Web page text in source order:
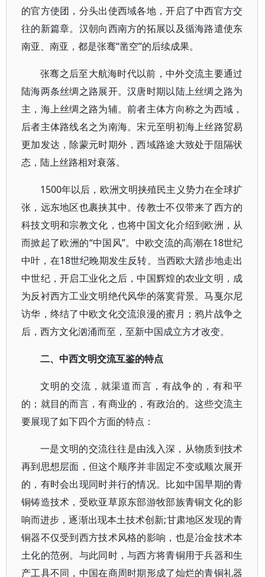
的官方使团，分头出使西域各地，开启了中西官方交
往的新篇章。汉朝向西南方的拓展以及循海路遣使东
南亚、南亚，都是张骞“凿空”的后续成果。
张骞之后至大航海时代以前，中外交流主要通过
陆海两条丝绸之路展开。汉唐时期以陆上丝绸之路为
主，海上丝绸之路为辅。前者主体方向称之为西域，
后者主体路线名之为南海。宋元至明初海上丝路贸易
更加发达，除蒙元时期外，西域路途大致处于阻隔状
态，陆上丝路相对衰落。
1500年以后，欧洲文明挟殖民主义势力在全球扩
张，远东地区也裹挟其中。传教士不仅带来了西方的
科技文明和宗教文化，也将中国文化介绍到欧洲，从
而掀起了欧洲的“中国风”。中欧交流的高潮在18世纪
中叶，在18世纪晚期发生反转。当西欧大踏步地走出
中世纪，开启工业化之后，中国辉煌的农业文明，成
为反衬西方工业文明绝代风华的落寞背景。马戛尔尼
访华，终结了中欧文化交流浪漫的蜜月；鸦片战争之
后，西方文化汹涌而至，至新中国成立方才改变。
二、中西文明交流互鉴的特点
文明的交流，就渠道而言，有战争的，有和平
的；就目的而言，有商业的，有政治的。这些交流主
要展现了如下四个方面的特点：
一是文明的交流往往是由浅入深，从物质到技术
再到思想层面，但这个顺序并非固定不变或顺次展开
的，有时会出现同时并行的情况。比如中国早期的青
铜铸造技术，受欧亚草原东部游牧部族青铜文化的影
响而进步，逐渐出现本土技术创新;甘肃地区发现的青
铜器不仅受到西方技术风格的影响，也是冶金技术本
土化的范例。与此同时，与西方将青铜用于兵器和生
产工具不同，中国在商周时期形成了灿烂的青铜礼器